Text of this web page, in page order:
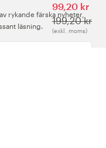
99,20 kr
199,20 kr
(exkl. moms)
rykande färska nyheter,
läsning.